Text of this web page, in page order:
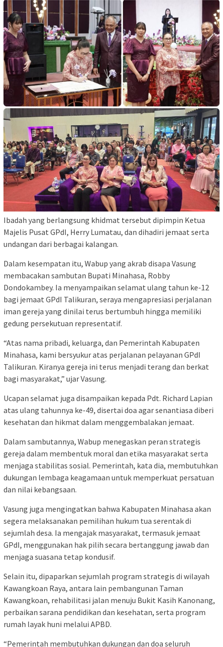
Ibadah yang berlangsung khidmat tersebut dipimpin Ketua
Majelis Pusat GPdI, Herry Lumatau, dan dihadiri jemaat serta
undangan dari berbagai kalangan.
Dalam kesempatan itu, Wabup yang akrab disapa Vasung
membacakan sambutan Bupati Minahasa, Robby
Dondokambey. Ia menyampaikan selamat ulang tahun ke-12
bagi jemaat GPdI Talikuran, seraya mengapresiasi perjalanan
iman gereja yang dinilai terus bertumbuh hingga memiliki
gedung persekutuan representatif.
“Atas nama pribadi, keluarga, dan Pemerintah Kabupaten
Minahasa, kami bersyukur atas perjalanan pelayanan GPdI
Talikuran. Kiranya gereja ini terus menjadi terang dan berkat
bagi masyarakat,” ujar Vasung.
Ucapan selamat juga disampaikan kepada Pdt. Richard Lapian
atas ulang tahunnya ke-49, disertai doa agar senantiasa diberi
kesehatan dan hikmat dalam menggembalakan jemaat.
Dalam sambutannya, Wabup menegaskan peran strategis
gereja dalam membentuk moral dan etika masyarakat serta
menjaga stabilitas sosial. Pemerintah, kata dia, membutuhkan
dukungan lembaga keagamaan untuk memperkuat persatuan
dan nilai kebangsaan.
Vasung juga mengingatkan bahwa Kabupaten Minahasa akan
segera melaksanakan pemilihan hukum tua serentak di
sejumlah desa. Ia mengajak masyarakat, termasuk jemaat
GPdI, menggunakan hak pilih secara bertanggung jawab dan
menjaga suasana tetap kondusif.
Selain itu, dipaparkan sejumlah program strategis di wilayah
Kawangkoan Raya, antara lain pembangunan Taman
Kawangkoan, rehabilitasi jalan menuju Bukit Kasih Kanonang,
perbaikan sarana pendidikan dan kesehatan, serta program
rumah layak huni melalui APBD.
“Pemerintah membutuhkan dukungan dan doa seluruh